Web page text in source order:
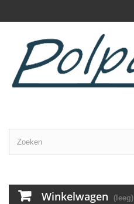
Winkelwagen (leeg)